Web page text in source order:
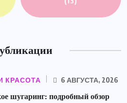
КРАСОТА 6 АВГУСТА, 2026
шугаринг: подробный обзор